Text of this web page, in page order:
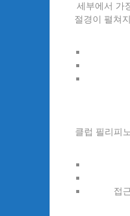
세부에서 가
절경이 펼쳐
클럽 필리피
접